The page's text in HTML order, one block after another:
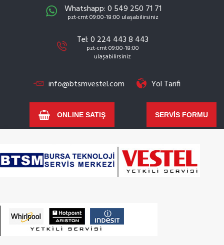
Whatshapp: 0 549 250 71 71
pzt-cmt 09:00-18:00 ulaşabilirsiniz
Tel: 0 224 443 8 443
pzt-cmt 09:00-18:00
ulaşabilirsiniz
info@btsmvestel.com Yol Tarifi
ONLINE SATIŞ SERVİS FORMU